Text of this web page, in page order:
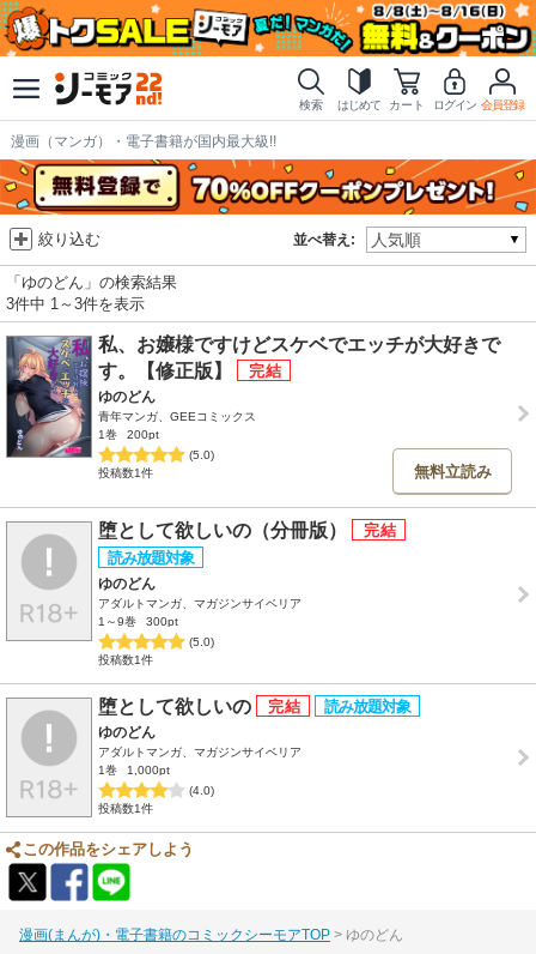
検索 はじめて カート ログイン 会員登録
漫画（マンガ）・電子書籍が国内最大級!!
並べ替え:
絞り込む
「ゆのどん」の検索結果
3件中 1～3件を表示
私、お嬢様ですけどスケベでエッチが大好きで
す。【修正版】
ゆのどん
青年マンガ、GEEコミックス
1巻
200pt
(5.0)
投稿数1件
無料立読み
堕として欲しいの（分冊版）
ゆのどん
アダルトマンガ、マガジンサイベリア
1～9巻
300pt
(5.0)
投稿数1件
堕として欲しいの
ゆのどん
アダルトマンガ、マガジンサイベリア
1巻
1,000pt
(4.0)
投稿数1件
この作品をシェアしよう
漫画(まんが)・電子書籍のコミックシーモアTOP ゆのどん